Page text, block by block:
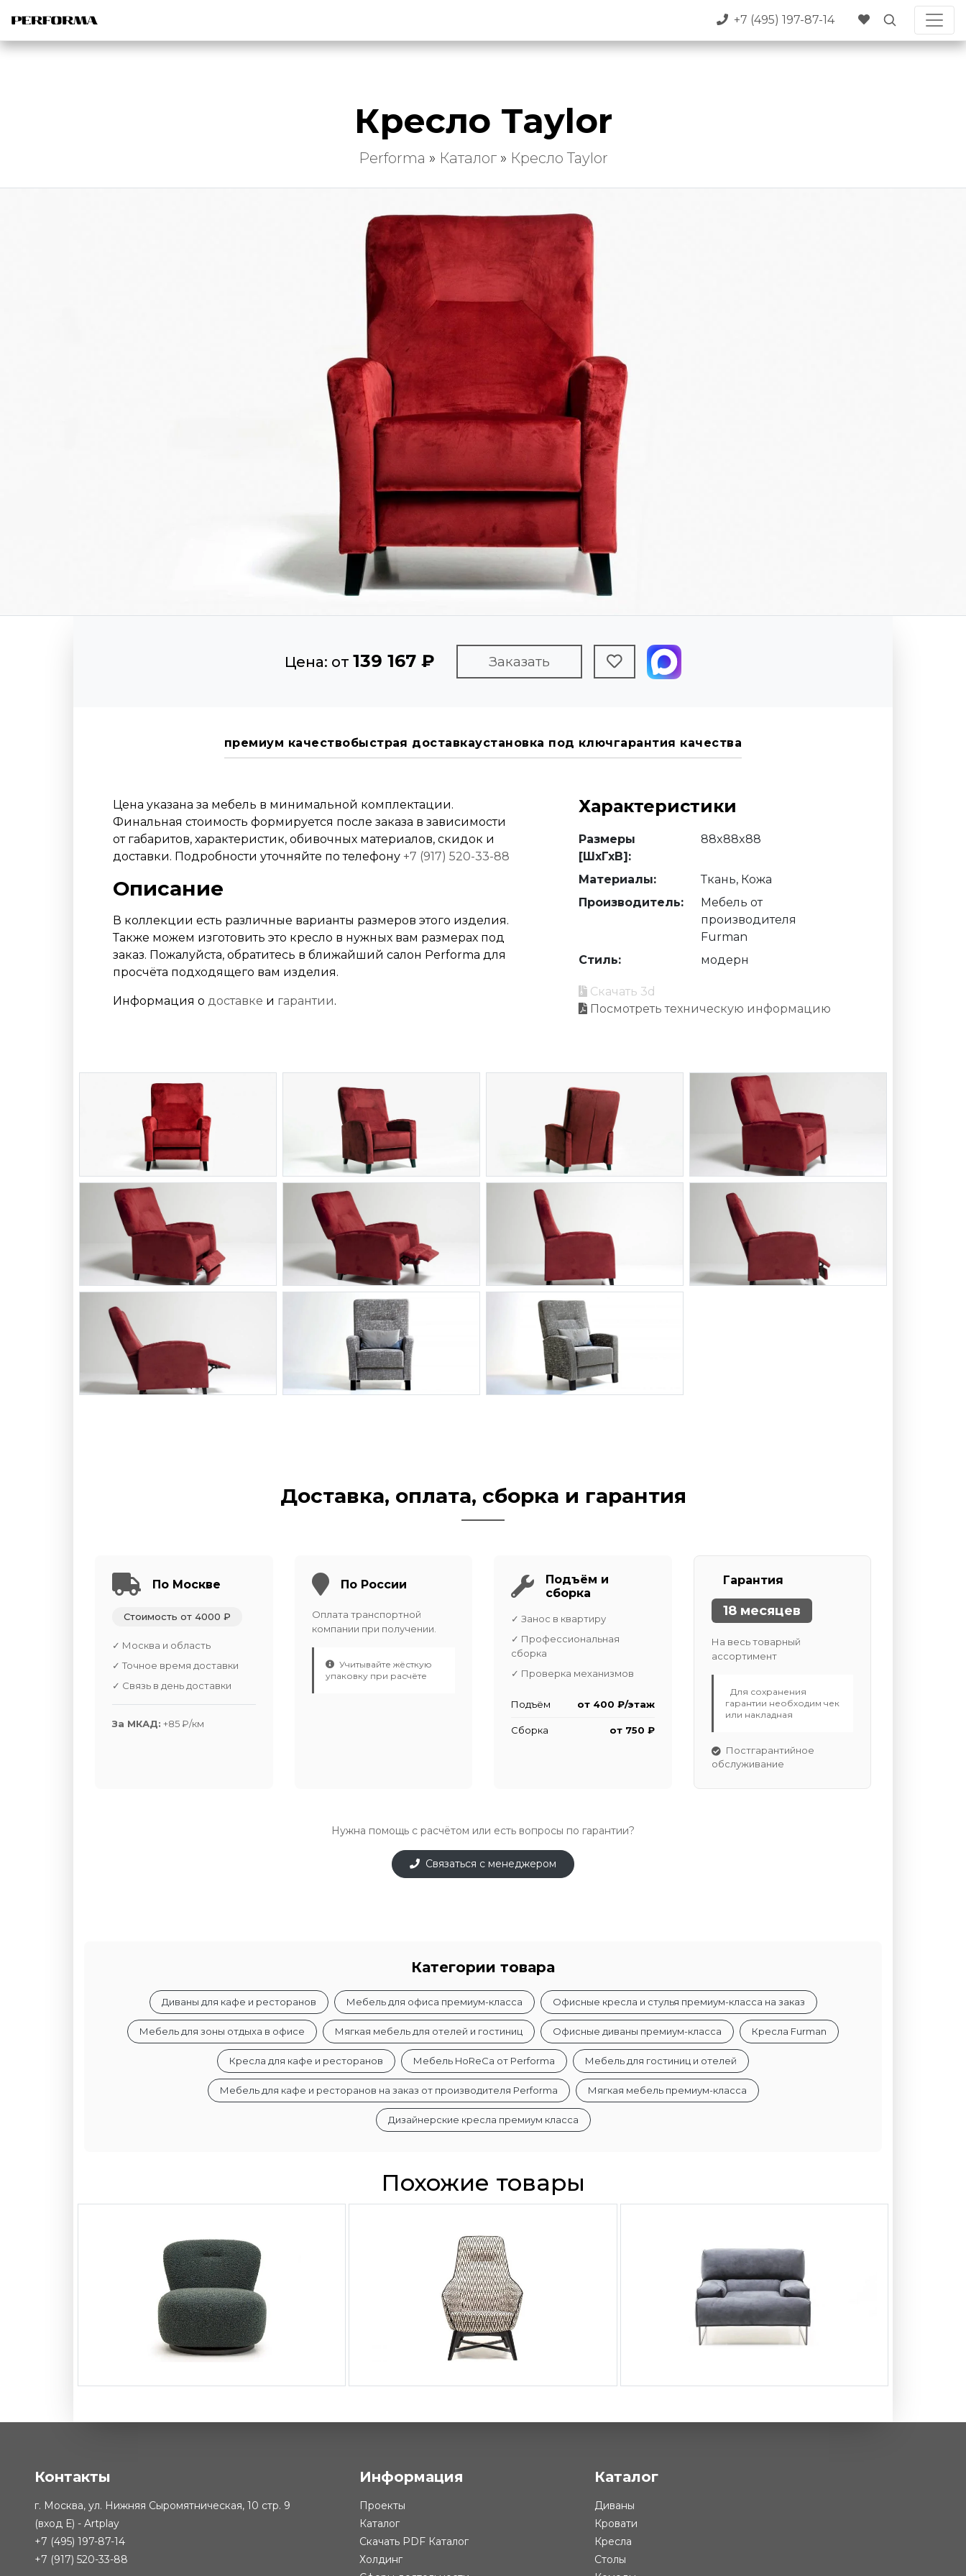
+7 (495) 197-87-14
Кресло Taylor
Performa » Каталог » Кресло Taylor
Цена: от 139 167 ₽ Заказать
премиум качествобыстрая доставкаустановка под ключгарантия качества
Цена указана за мебель в минимальной комплектации.
Финальная стоимость формируется после заказа в зависимости
от габаритов, характеристик, обивочных материалов, скидок и
доставки. Подробности уточняйте по телефону +7 (917) 520-33-88
Описание
В коллекции есть различные варианты размеров этого изделия.
Также можем изготовить это кресло в нужных вам размерах под
заказ. Пожалуйста, обратитесь в ближайший салон Performa для
просчёта подходящего вам изделия.
Информация о доставке и гарантии.
Характеристики
Размеры
[ШхГхВ]:
88x88x88
Материалы:
Ткань, Кожа
Производитель:
Мебель от
производителя
Furman
Стиль:
модерн
Скачать 3d
Посмотреть техническую информацию
Доставка, оплата, сборка и гарантия
По Москве
Стоимость от 4000 ₽
✓ Москва и область
✓ Точное время доставки
✓ Связь в день доставки
За МКАД: +85 ₽/км
По России
Оплата транспортной
компании при получении.
Учитывайте жёсткую
упаковку при расчёте
Подъём и
сборка
✓ Занос в квартиру
✓ Профессиональная
сборка
✓ Проверка механизмов
Подъём от 400 ₽/этаж
Сборка от 750 ₽
Гарантия
18 месяцев
На весь товарный
ассортимент
Для сохранения
гарантии необходим чек
или накладная
Постгарантийное
обслуживание
Нужна помощь с расчётом или есть вопросы по гарантии?
Связаться с менеджером
Категории товара
Диваны для кафе и ресторанов Мебель для офиса премиум-класса Офисные кресла и стулья премиум-класса на заказ
Мебель для зоны отдыха в офисе Мягкая мебель для отелей и гостиниц Офисные диваны премиум-класса Кресла Furman
Кресла для кафе и ресторанов Мебель HoReCa от Performa Мебель для гостиниц и отелей
Мебель для кафе и ресторанов на заказ от производителя Performa Мягкая мебель премиум-класса
Дизайнерские кресла премиум класса
Похожие товары
Контакты
г. Москва, ул. Нижняя Сыромятническая, 10 стр. 9
(вход Е) - Artplay
+7 (495) 197-87-14
+7 (917) 520-33-88
Информация
Проекты
Каталог
Скачать PDF Каталог
Холдинг
Каталог
Диваны
Кровати
Кресла
Столы